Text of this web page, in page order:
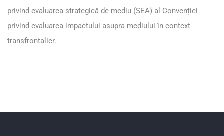
privind evaluarea strategică de mediu (SEA) al Convenției
privind evaluarea impactului asupra mediului în context
transfrontalier.